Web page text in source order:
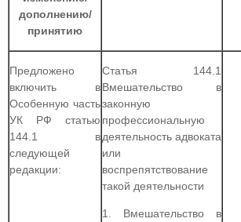
дополнению/
принятию
Предложено
включить в
Особенную часть
УК РФ статью
144.1 в
следующей
редакции:
Статья 144.1
Вмешательство в
законную
профессиональную
деятельность адвоката
или
воспрепятствование
такой деятельности
1. Вмешательство в